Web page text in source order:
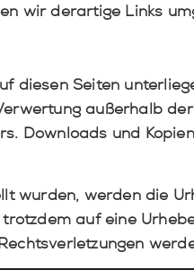
wir derartige Links
diesen Seiten
außerhalb
Downloads und
wurden, werden die
auf eine